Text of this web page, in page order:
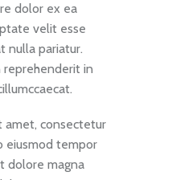
dolor ex ea
velit esse
nulla pariatur.
reprehenderit in
amet, consectetur
eiusmod tempor
dolore magna